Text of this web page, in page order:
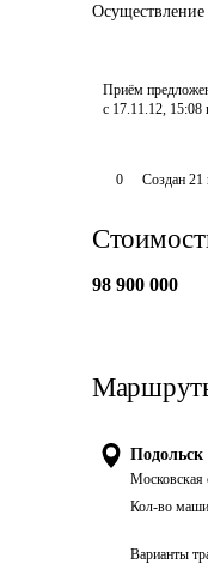
Осуществление
Приём
с 17.11.12, 15:08
0 Создан 21
98 900 000
Подольск
Московская
Кол-во
Варианты